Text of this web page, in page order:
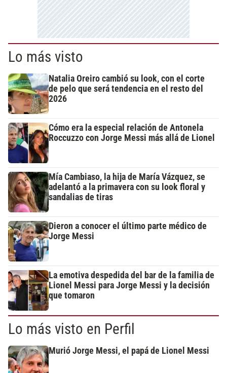
Lo más visto
Natalia Oreiro cambió su look, con el corte
de pelo que será tendencia en el resto del
2026
Cómo era la especial relación de Antonela
Roccuzzo con Jorge Messi más allá de Lionel
Mía Cambiaso, la hija de María Vázquez, se
adelantó a la primavera con su look floral y
sandalias de tiras
Dieron a conocer el último parte médico de
Jorge Messi
La emotiva despedida del bar de la familia de
Lionel Messi para Jorge Messi y la decisión
que tomaron
Lo más visto en Perfil
Murió Jorge Messi, el papá de Lionel Messi